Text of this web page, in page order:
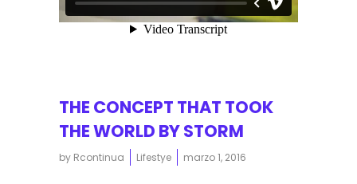
THE CONCEPT THAT TOOK
THE WORLD BY STORM
by Rcontinua Lifestye marzo 1, 2016